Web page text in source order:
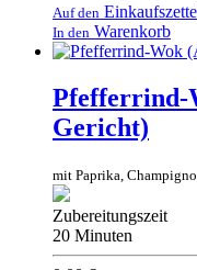
Auf den
In den Warenkorb
Pfefferrind-
Gericht)
mit Paprika,
Zubereitungszeit
20 Minuten